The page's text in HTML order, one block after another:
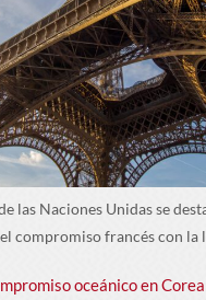
las Naciones Unidas se
compromiso francés con la
oceánico en Corea